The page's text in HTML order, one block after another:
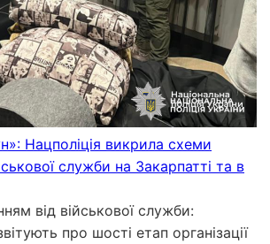
Нацполіція викрила схеми
служби на Закарпатті та в
від військової служби:
про шості етап організації